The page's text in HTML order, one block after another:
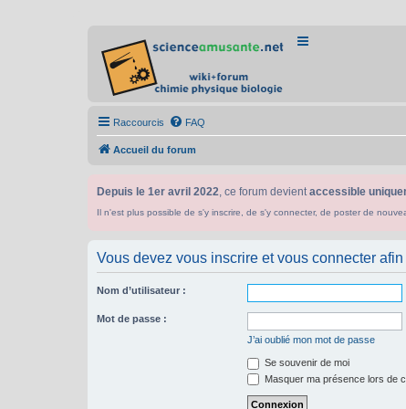
Raccourcis FAQ
Accueil du forum
Depuis le 1er avril 2022, ce forum devientaccessible
Il n'est plus possible de s'y inscrire, de s'y connecter, de poster de
Vous devez vous inscrire et vous connecter
Nom d’utilisateur :
Mot de passe :
J’ai oublié mon mot de passe
Se souvenir de moi
Masquer ma présence lors de